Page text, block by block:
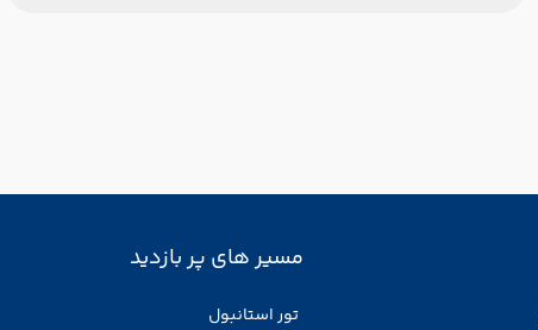
مسیر های پر بازدید
تور استانبول